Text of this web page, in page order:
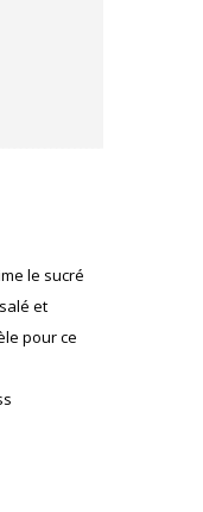
le sucré
et
pour ce